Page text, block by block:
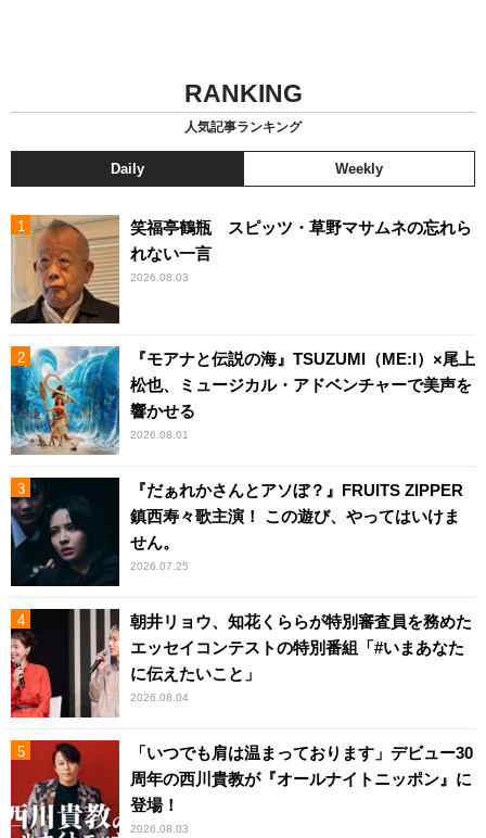
RANKING
人気記事ランキング
Daily Weekly
笑福亭鶴瓶 スピッツ・草野マサムネの忘れら
れない一言
2026.08.03
『モアナと伝説の海』TSUZUMI（ME:I）×尾上
松也、ミュージカル・アドベンチャーで美声を
響かせる
2026.08.01
『だぁれかさんとアソぼ？』FRUITS ZIPPER
鎮西寿々歌主演！ この遊び、やってはいけま
せん。
2026.07.25
朝井リョウ、知花くららが特別審査員を務めた
エッセイコンテストの特別番組「#いまあなた
に伝えたいこと」
2026.08.04
「いつでも肩は温まっております」デビュー30
周年の西川貴教が『オールナイトニッポン』に
登場！
2026.08.03